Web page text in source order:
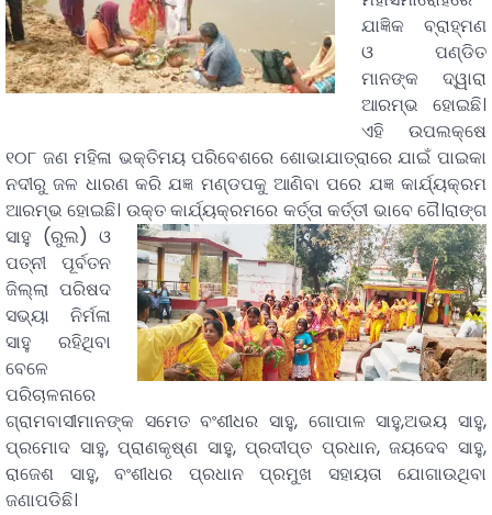
ଯାଜ୍ଞିକ ବ୍ରାହ୍ମଣ
ଓ ପଣ୍ଡିତ
ମାନଙ୍କ ଦ୍ୱାରା
ଆରମ୍ଭ ହୋଇଛି।
ଏହି ଉପଲକ୍ଷେ
୧୦୮ ଜଣ ମହିଳା ଭକ୍ତିମୟ ପରିବେଶରେ ଶୋଭାଯାତ୍ରାରେ ଯାଇଁ ପାଇକା
ନଦୀରୁ ଜଳ ଧାରଣ କରି ଯଜ୍ଞ ମଣ୍ଡପକୁ ଆଣିବା ପରେ ଯଜ୍ଞ କାର୍ଯ୍ୟକ୍ରମ
ଆରମ୍ଭ ହୋଇଛି। ଉକ୍ତ କାର୍ଯ୍ୟକ୍ରମରେ କର୍ତ୍ତା କର୍ତ୍ତୀ ଭାବେ ଗୈ।ରାଙ୍ଗ
ସାହୁ (ରୁଲ) ଓ
ପତ୍ନୀ ପୂର୍ବତନ
ଜିଲ୍ଲା ପରିଷଦ
ସଭ୍ୟା ନିର୍ମଳା
ସାହୁ ରହିଥିବା
ବେଳେ
ପରିଚାଳନାରେ
ଗ୍ରାମବାସୀମାନଙ୍କ ସମେତ ବଂଶୀଧର ସାହୁ, ଗୋପାଳ ସାହୁ,ଅଭୟ ସାହୁ,
ପ୍ରମୋଦ ସାହୁ, ପ୍ରାଣକୃଷ୍ଣ ସାହୁ, ପ୍ରଦୀପ୍ତ ପ୍ରଧାନ, ଜୟଦେବ ସାହୁ,
ରାଜେଶ ସାହୁ, ବଂଶୀଧର ପ୍ରଧାନ ପ୍ରମୁଖ ସହାୟତା ଯୋଗାଉଥିବା
ଜଣାପଡିଛି।